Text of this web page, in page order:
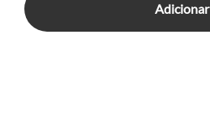
Adicionar